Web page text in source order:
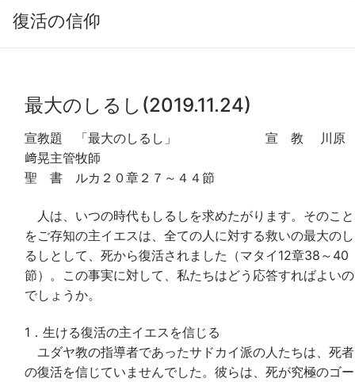
復活の信仰
最大のしるし(2019.11.24)
宣教題 「最大のしるし」 宣 教 川原
﨑晃主管牧師
聖 書 ルカ２０章２７～４４節
人は、いつの時代もしるしを求めたがります。そのこと
をご存知の主イエスは、全ての人に対する救いの最大のし
るしとして、死から復活されました（マタイ12章38～40
節）。この事実に対して、私たちはどう応答すればよいの
でしょうか。
1．生ける復活の主イエスを信じる
ユダヤ教の指導者であったサドカイ派の人たちは、死者
の復活を信じていませんでした。彼らは、死が究極のゴー